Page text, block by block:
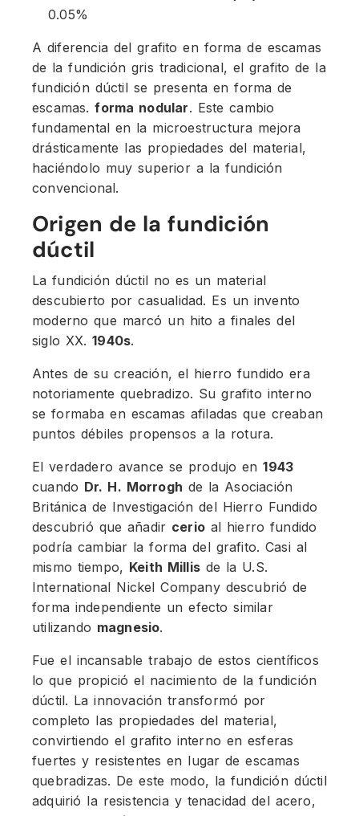
0.05%
A diferencia del grafito en forma de escamas
de la fundición gris tradicional, el grafito de la
fundición dúctil se presenta en forma de
escamas.forma nodular. Este cambio
fundamental en la microestructura mejora
drásticamente las propiedades del material,
haciéndolo muy superior a la fundición
convencional.
Origen de la fundición
dúctil
La fundición dúctil no es un material
descubierto por casualidad. Es un invento
moderno que marcó un hito a finales del
siglo XX.1940s.
Antes de su creación, el hierro fundido era
notoriamente quebradizo. Su grafito interno
se formaba en escamas afiladas que creaban
puntos débiles propensos a la rotura.
El verdadero avance se produjo en1943
cuando Dr. H. Morrogh de la Asociación
Británica de Investigación del Hierro Fundido
descubrió que añadir cerio al hierro fundido
podría cambiar la forma del grafito. Casi al
mismo tiempo, Keith Millis de la U.S.
International Nickel Company descubrió de
forma independiente un efecto similar
utilizando magnesio.
Fue el incansable trabajo de estos científicos
lo que propició el nacimiento de la fundición
dúctil. La innovación transformó por
completo las propiedades del material,
convirtiendo el grafito interno en esferas
fuertes y resistentes en lugar de escamas
quebradizas. De este modo, la fundición dúctil
adquirió la resistencia y tenacidad del acero,